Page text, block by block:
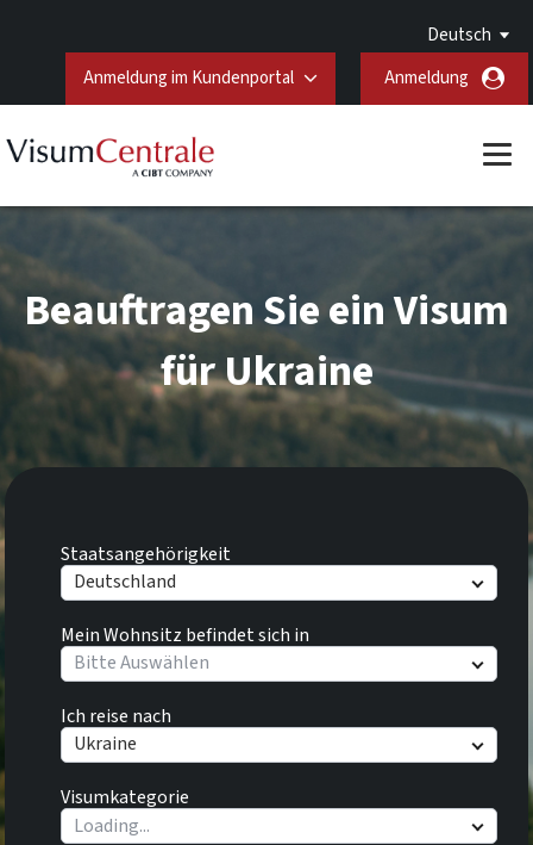
Deutsch
Anmeldung im Kundenportal
Anmeldung
Staatsangehörigkeit
Deutschland
Mein Wohnsitz befindet sich in
Bitte Auswählen
Ich reise nach
Ukraine
Visumkategorie
Beauftragen Sie ein Visum
für Ukraine